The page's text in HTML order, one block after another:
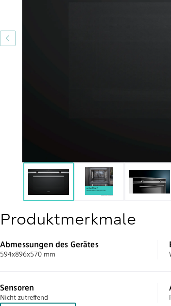
Produktmerkmale
Abmessungen des Gerätes
594x896x570 mm
Sensoren
Nicht zutreffend